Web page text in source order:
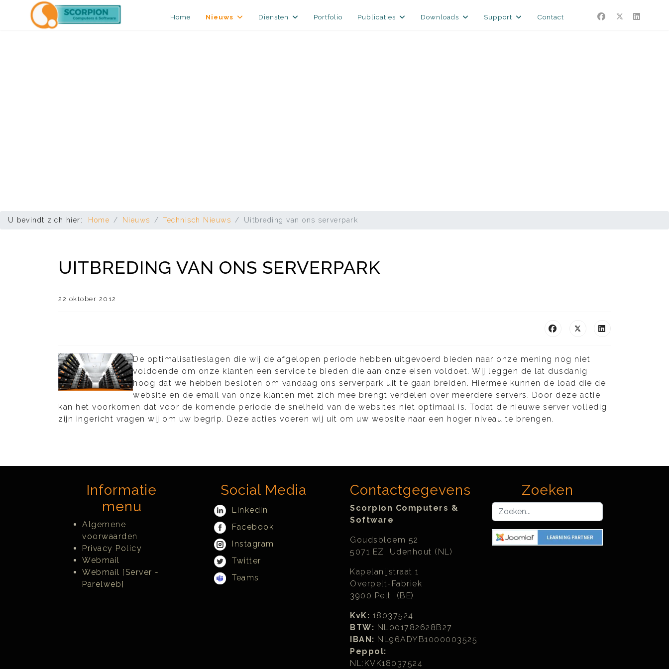
Home Nieuws Diensten Portfolio Publicaties Downloads Support Contact
U bevindt zich hier: Home Nieuws Technisch Nieuws Uitbreding van ons serverpark
UITBREDING VAN ONS SERVERPARK
22 oktober 2012
De optimalisatieslagen die wij de afgelopen periode hebben uitgevoerd bieden naar onze mening nog niet
voldoende om onze klanten een service te bieden die aan onze eisen voldoet. Wij leggen de lat dusdanig
hoog dat we hebben besloten om vandaag ons serverpark uit te gaan breiden. Hiermee kunnen de load die de
website en de email van onze klanten met zich mee brengt verdelen over meerdere servers. Door deze actie
kan het voorkomen dat voor de komende periode de snelheid van de websites niet optimaal is. Todat de nieuwe server volledig
zijn ingericht vragen wij om uw begrip. Deze acties voeren wij uit om uw website naar een hoger niveau te brengen.
Informatie
menu
Algemene
voorwaarden
Privacy Policy
Webmail
Webmail [Server -
Parelweb]
Social Media
LinkedIn
Facebook
Instagram
Twitter
Teams
Contactgegevens
Scorpion Computers &
Software
Goudsbloem 52
5071 EZ Udenhout (NL)
Kapelanijstraat 1
Overpelt-Fabriek
3900 Pelt (BE)
KvK: 18037524
BTW: NL001782628B27
IBAN: NL96ADYB1000003525
Peppol:
NL:KVK18037524
Zoeken
Zoeken...